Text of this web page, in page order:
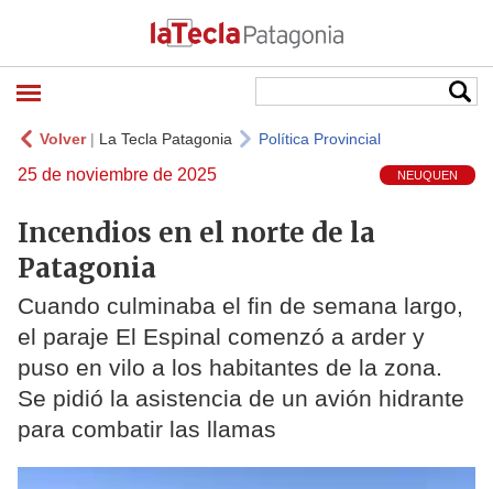
Volver| La Tecla Patagonia Política Provincial
25 de noviembre de 2025 NEUQUEN
Incendios en el norte de la
Patagonia
Cuando culminaba el fin de semana largo,
el paraje El Espinal comenzó a arder y
puso en vilo a los habitantes de la zona.
Se pidió la asistencia de un avión hidrante
para combatir las llamas